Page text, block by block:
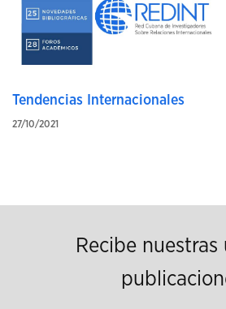
Tendencias Internacionales
27/10/2021
Recibe nuestras